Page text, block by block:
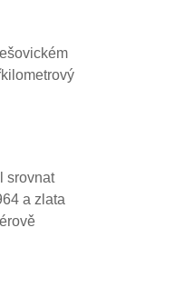
srovnat
a zlata